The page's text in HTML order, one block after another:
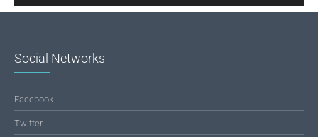
Social Networks
Facebook
Twitter